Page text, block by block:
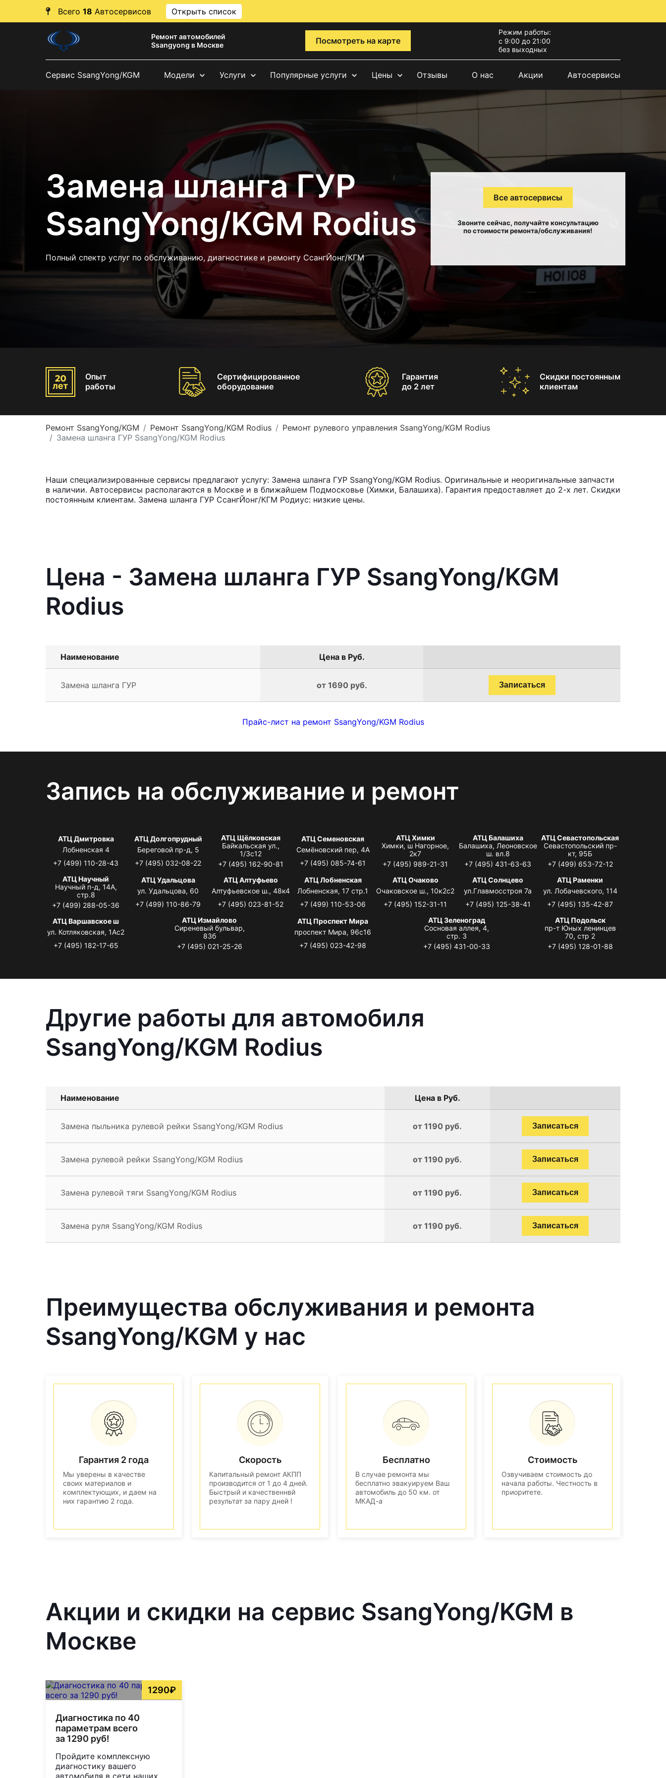
Всего 18 Автосервисов Открыть список
Ремонт автомобилей
Ssangyong в Москве
Посмотреть на карте
Режим работы:
с 9:00 до 21:00
без выходных
Сервис SsangYong/KGM Модели Услуги Популярные услуги Цены Отзывы О нас Акции Автосервисы
Замена шланга ГУР
SsangYong/KGM Rodius
Полный спектр услуг по обслуживанию, диагностике и ремонту СсангЙонг/КГМ
Все автосервисы
Звоните сейчас, получайте консультацию
по стоимости ремонта/обслуживания!
Опыт
работы
Сертифицированное
оборудование
Гарантия
до 2 лет
Скидки постоянным
клиентам
Ремонт SsangYong/KGM Ремонт SsangYong/KGM Rodius
Ремонт рулевого управления SsangYong/KGM Rodius
Замена шланга ГУР SsangYong/KGM Rodius
Наши специализированные сервисы предлагают услугу: Замена шланга ГУР SsangYong/KGM Rodius. Оригинальные и неоригинальные запчасти
в наличии. Автосервисы располагаются в Москве и в ближайшем Подмосковье (Химки, Балашиха). Гарантия предоставляет до 2-х лет. Скидки
постоянным клиентам. Замена шланга ГУР СсангЙонг/КГМ Родиус: низкие цены.
Цена - Замена шланга ГУР SsangYong/KGM
Rodius
Наименование Цена в Руб.
Замена шланга ГУР от 1690 руб. Записаться
Прайс-лист на ремонт SsangYong/KGM Rodius
Запись на обслуживание и ремонт
АТЦ Дмитровка
Лобненская 4
+7 (499) 110-28-43
АТЦ Долгопрудный
Береговой пр-д, 5
+7 (495) 032-08-22
АТЦ Щёлковская
Байкальская ул.,
1/3с12
+7 (495) 162-90-81
АТЦ Семеновская
Семёновский пер, 4А
+7 (495) 085-74-61
АТЦ Химки
Химки, ш Нагорное,
2к7
+7 (495) 989-21-31
АТЦ Балашиха
Балашиха, Леоновское
ш. вл.8
+7 (495) 431-63-63
АТЦ Севастопольская
Севастопольский пр-
кт, 95Б
+7 (499) 653-72-12
АТЦ Научный
Научный п-д, 14А,
стр.8
+7 (499) 288-05-36
АТЦ Удальцова
ул. Удальцова, 60
+7 (499) 110-86-79
АТЦ Алтуфьево
Алтуфьевское ш., 48к4
+7 (495) 023-81-52
АТЦ Лобненская
Лобненская, 17 стр.1
+7 (499) 110-53-06
АТЦ Очаково
Очаковское ш., 10к2с2
+7 (495) 152-31-11
АТЦ Солнцево
ул.Главмосстроя 7а
+7 (495) 125-38-41
АТЦ Раменки
ул. Лобачевского, 114
+7 (495) 135-42-87
АТЦ Варшавское ш
ул. Котляковская, 1Ас2
+7 (495) 182-17-65
АТЦ Измайлово
Сиреневый бульвар,
83б
+7 (495) 021-25-26
АТЦ Проспект Мира
проспект Мира, 96с16
+7 (495) 023-42-98
АТЦ Зеленоград
Сосновая аллея, 4,
стр. 3
+7 (495) 431-00-33
АТЦ Подольск
пр-т Юных ленинцев
70, стр 2
+7 (495) 128-01-88
Другие работы для автомобиля
SsangYong/KGM Rodius
Наименование Цена в Руб.
Замена пыльника рулевой рейки SsangYong/KGM Rodius от 1190 руб. Записаться
Замена рулевой рейки SsangYong/KGM Rodius от 1190 руб. Записаться
Замена рулевой тяги SsangYong/KGM Rodius от 1190 руб. Записаться
Замена руля SsangYong/KGM Rodius от 1190 руб. Записаться
Преимущества обслуживания и ремонта
SsangYong/KGM у нас
Гарантия 2 года
Мы уверены в качестве
своих материалов и
комплектующих, и даем на
них гарантию 2 года.
Скорость
Капитальный ремонт АКПП
производится от 1 до 4 дней.
Быстрый и качественнвй
результат за пару дней !
Бесплатно
В случае ремонта мы
бесплатно эвакуируем Ваш
автомобиль до 50 км. от
МКАД-а
Стоимость
Озвучиваем стоимость до
начала работы. Честность в
приоритете.
Акции и скидки на сервис SsangYong/KGM в
Москве
1290₽
Диагностика по 40
параметрам всего
за 1290 руб!
Пройдите комплексную
диагностику вашего
автомобиля в сети наших